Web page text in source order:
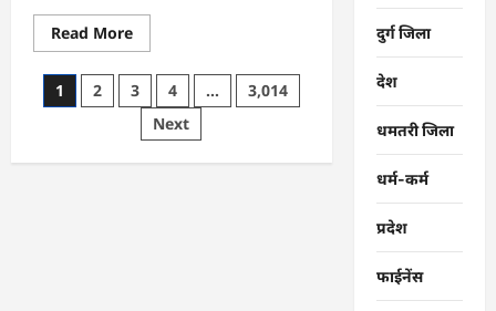
Read MoreRead
more
CG
:
समाज
एकजुटता
Posts
1 2 3 4 …
3,014
Next
दुर्ग जिला
देश
धमतरी जिला
धर्म-कर्म
प्रदेश
फाईनेंस